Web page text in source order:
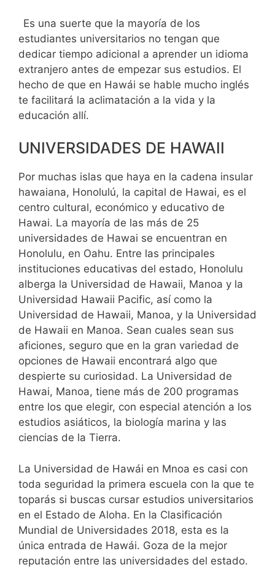
Es una suerte que la mayoría de los
estudiantes universitarios no tengan que
dedicar tiempo adicional a aprender un idioma
extranjero antes de empezar sus estudios. El
hecho de que en Hawái se hable mucho inglés
te facilitará la aclimatación a la vida y la
educación allí.
UNIVERSIDADES DE HAWAII
Por muchas islas que haya en la cadena insular
hawaiana, Honolulú, la capital de Hawai, es el
centro cultural, económico y educativo de
Hawai. La mayoría de las más de 25
universidades de Hawai se encuentran en
Honolulu, en Oahu. Entre las principales
instituciones educativas del estado, Honolulu
alberga la Universidad de Hawaii, Manoa y la
Universidad Hawaii Pacific, así como la
Universidad de Hawaii, Manoa, y la Universidad
de Hawaii en Manoa. Sean cuales sean sus
aficiones, seguro que en la gran variedad de
opciones de Hawaii encontrará algo que
despierte su curiosidad. La Universidad de
Hawai, Manoa, tiene más de 200 programas
entre los que elegir, con especial atención a los
estudios asiáticos, la biología marina y las
ciencias de la Tierra.
La Universidad de Hawái en Mnoa es casi con
toda seguridad la primera escuela con la que te
toparás si buscas cursar estudios universitarios
en el Estado de Aloha. En la Clasificación
Mundial de Universidades 2018, esta es la
única entrada de Hawái. Goza de la mejor
reputación entre las universidades del estado.